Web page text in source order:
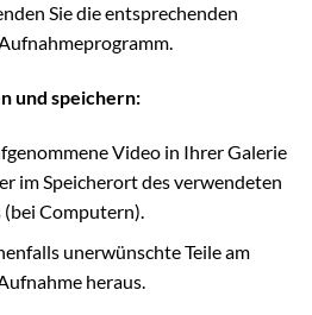
Sie die entsprechenden
und speichern:
Video in Ihrer Galerie
im Speicherort des verwendeten
Computern).
unerwünschte Teile am
heraus.